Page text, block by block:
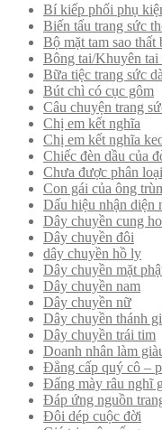
Bí kiếp phối phụ
Biến tấu trang sức
Bộ mặt tam sao thất
Bông tai/Khuyên tai
Bữa tiệc trang sức
Bút chì có cục gôm
Câu chuyện trang
Chị em kết nghĩa
Chị em kết nghĩa
Chiếc đèn dầu của
Chưa được phân loại
Con gái của ông
Dấu hiệu nhận diện
Dây chuyền cung
Dây chuyền đôi
dây chuyền hồ ly
Dây chuyền mặt
Dây chuyền nam
Dây chuyền nữ
Dây chuyền thánh
Dây chuyền trái tim
Doanh nhân làm
Đẳng cấp quý cô –
Đấng mày râu nghĩ
Đáp ứng nguồn
Đôi dép cuộc đời